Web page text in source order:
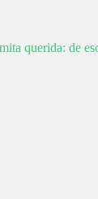
querida: de